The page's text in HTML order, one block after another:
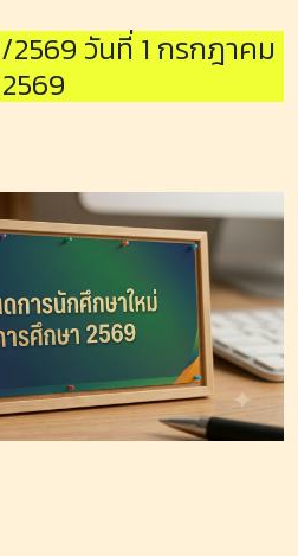
2569 วันที่ 1 กรกฎาคม
2569